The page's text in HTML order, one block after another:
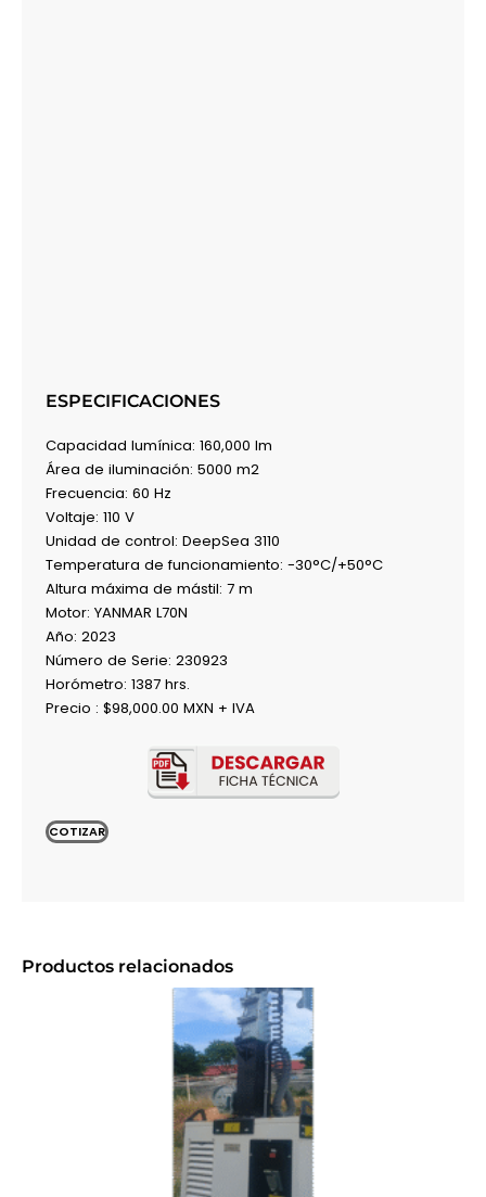
ESPECIFICACIONES
Capacidad lumínica: 160,000 lm
Área de iluminación: 5000 m2
Frecuencia: 60 Hz
Voltaje: 110 V
Unidad de control: DeepSea 3110
Temperatura de funcionamiento: -30°C/+50°C
Altura máxima de mástil: 7 m
Motor: YANMAR L70N
Año: 2023
Número de Serie: 230923
Horómetro: 1387 hrs.
Precio : $98,000.00 MXN + IVA
COTIZAR
Productos relacionados